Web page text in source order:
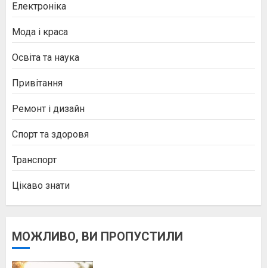
Електроніка
Мода і краса
Освіта та наука
Привітання
Ремонт і дизайн
Спорт та здоровя
Транспорт
Цікаво знати
МОЖЛИВО, ВИ ПРОПУСТИЛИ